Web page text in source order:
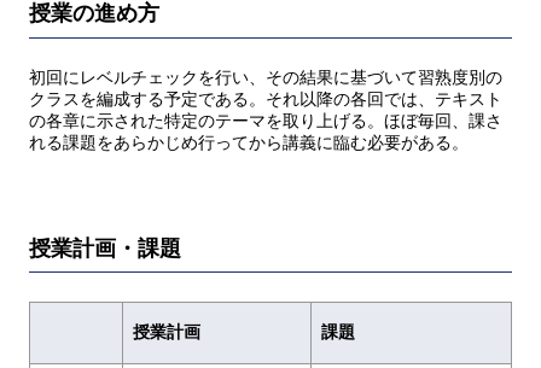
授業の進め方
初回にレベルチェックを行い、その結果に基づいて習熟度別の
クラスを編成する予定である。それ以降の各回では、テキスト
の各章に示された特定のテーマを取り上げる。ほぼ毎回、課さ
れる課題をあらかじめ行ってから講義に臨む必要がある。
授業計画・課題
授業計画 課題